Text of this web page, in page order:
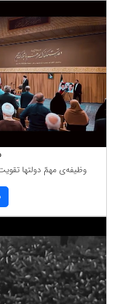
وظیفه‌ی مهمّ دولتها